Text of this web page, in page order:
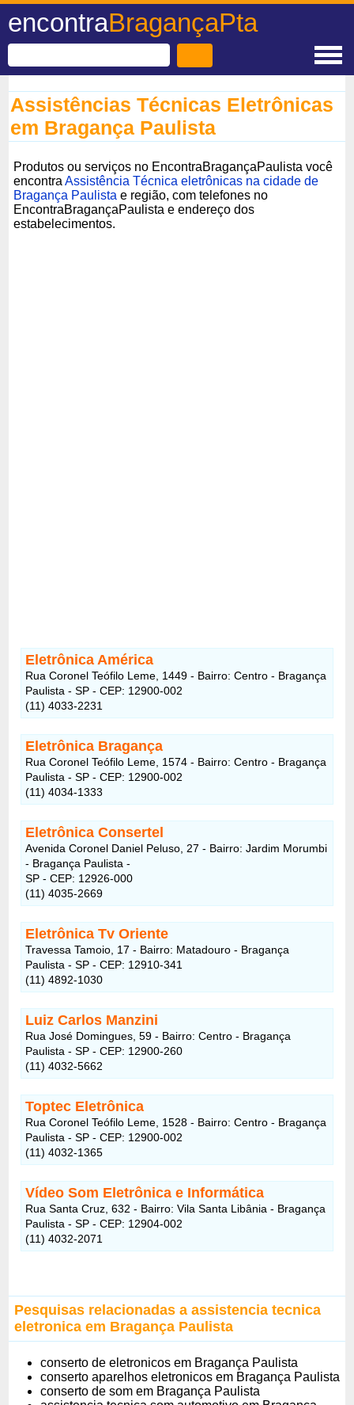
encontraBragançaPta
Assistências Técnicas Eletrônicas
em Bragança Paulista
Produtos ou serviços no EncontraBragançaPaulista você
encontraAssistência Técnica eletrônicas na cidade de
Bragança Paulista e região, com telefones no
EncontraBragançaPaulista e endereço dos
estabelecimentos.
Eletrônica América
Rua Coronel Teófilo Leme, 1449 - Bairro: Centro - Bragança
Paulista - SP - CEP: 12900-002
(11) 4033-2231
Eletrônica Bragança
Rua Coronel Teófilo Leme, 1574 - Bairro: Centro - Bragança
Paulista - SP - CEP: 12900-002
(11) 4034-1333
Eletrônica Consertel
Avenida Coronel Daniel Peluso, 27 - Bairro: Jardim Morumbi
- Bragança Paulista -
SP - CEP: 12926-000
(11) 4035-2669
Eletrônica Tv Oriente
Travessa Tamoio, 17 - Bairro: Matadouro - Bragança
Paulista - SP - CEP: 12910-341
(11) 4892-1030
Luiz Carlos Manzini
Rua José Domingues, 59 - Bairro: Centro - Bragança
Paulista - SP - CEP: 12900-260
(11) 4032-5662
Toptec Eletrônica
Rua Coronel Teófilo Leme, 1528 - Bairro: Centro - Bragança
Paulista - SP - CEP: 12900-002
(11) 4032-1365
Vídeo Som Eletrônica e Informática
Rua Santa Cruz, 632 - Bairro: Vila Santa Libânia - Bragança
Paulista - SP - CEP: 12904-002
(11) 4032-2071
Pesquisas relacionadas a assistencia tecnica
eletronica em Bragança Paulista
conserto de eletronicos em Bragança Paulista
conserto aparelhos eletronicos em Bragança Paulista
conserto de som em Bragança Paulista